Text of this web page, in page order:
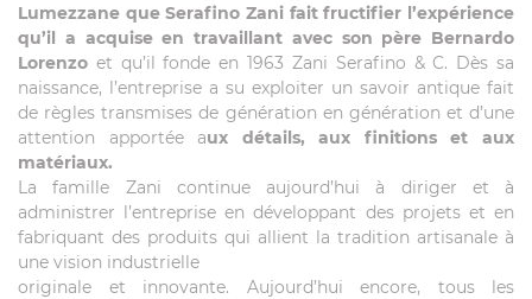
Lumezzane que Serafino Zani fait fructifier l’expérience
qu’il a acquise en travaillant avec son père Bernardo
Lorenzo et qu’il fonde en 1963 Zani Serafino & C. Dès sa
naissance, l’entreprise a su exploiter un savoir antique fait
de règles transmises de génération en génération et d’une
attention apportée aux détails, aux finitions et aux
matériaux.
La famille Zani continue aujourd’hui à diriger et à
administrer l’entreprise en développant des projets et en
fabriquant des produits qui allient la tradition artisanale à
une vision industrielle
originale et innovante. Aujourd’hui encore, tous les